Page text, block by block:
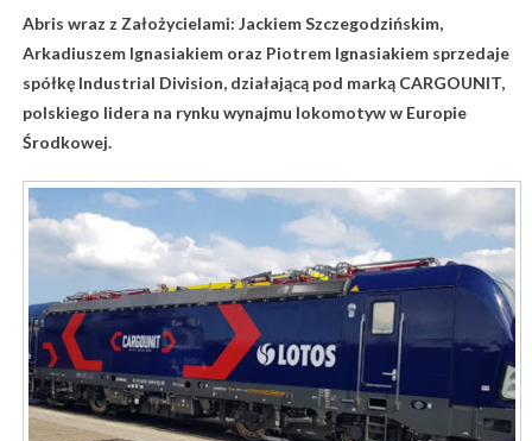
Abris wraz z Założycielami: Jackiem Szczegodzińskim,
Arkadiuszem Ignasiakiem oraz Piotrem Ignasiakiem sprzedaje
spółkę Industrial Division, działającą pod marką CARGOUNIT,
polskiego lidera na rynku wynajmu lokomotyw w Europie
Środkowej.